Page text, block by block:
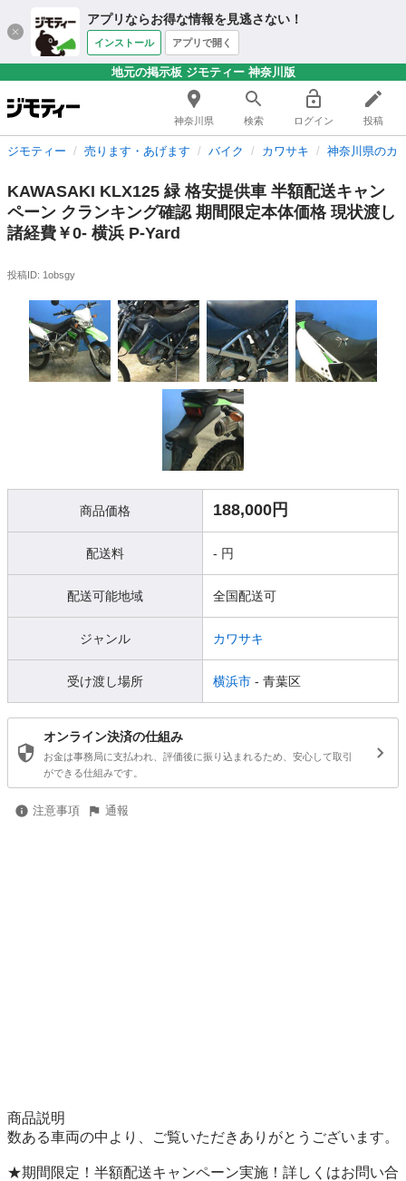
アプリならお得な情報を見逃さない！
インストール アプリで開く
地元の掲示板 ジモティー 神奈川版
神奈川県 検索 ログイン 投稿
ジモティー 売ります・あげます バイク カワサキ 神奈川県のカ
KAWASAKI KLX125 緑 格安提供車 半額配送キャン
ペーン クランキング確認 期間限定本体価格 現状渡し
諸経費￥0- 横浜 P-Yard
投稿ID: 1obsgy
商品価格 188,000円
配送料 - 円
配送可能地域 全国配送可
ジャンル カワサキ
受け渡し場所 横浜市 - 青葉区
オンライン決済の仕組み
お金は事務局に支払われ、評価後に振り込まれるため、安心して取引
ができる仕組みです。
注意事項 通報
商品説明
数ある車両の中より、ご覧いただきありがとうございます。
★期間限定！半額配送キャンペーン実施！詳しくはお問い合